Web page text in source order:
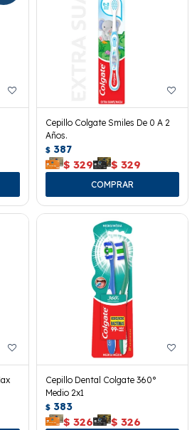
Cepillo Colgate Smiles De 0 A 2
Años.
$ 387
$ 329 $ 329
Cepillo Dental Colgate 360°
Medio 2x1
$ 383
$ 326 $ 326